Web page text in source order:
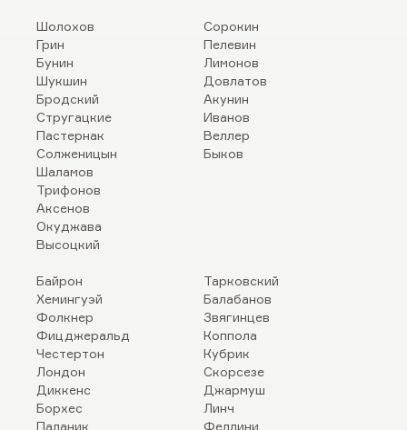
Шолохов
Грин
Бунин
Шукшин
Бродский
Стругацкие
Пастернак
Солженицын
Шаламов
Трифонов
Аксенов
Окуджава
Высоцкий
Сорокин
Пелевин
Лимонов
Довлатов
Акунин
Иванов
Веллер
Быков
Байрон
Хемингуэй
Фолкнер
Фицджеральд
Честертон
Лондон
Диккенс
Борхес
Паланик
Тарковский
Балабанов
Звягинцев
Коппола
Кубрик
Скорсезе
Джармуш
Линч
Феллини